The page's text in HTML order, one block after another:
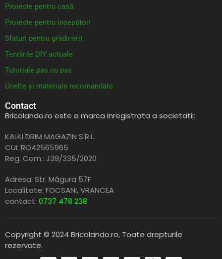
Proiecte pentru casă
Proiecte pentru începători
Sfaturi pentru grădinărit
Tendințe DIY actuale
Tutoriale pas cu pas
Unelte și materiale recomandate
Contact
Bricolando.ro este o marca inregistrata a societatii:
KALKI DRIM MAGAZIN S.R.L.
CUI: RO42565965
Reg. Com.: J39/335/2020
Adresa: Str. Măgura 57F
Localitate: FOCSANI,VRANCEA
contact: 0737 478 238
Copyright © 2024 Bricolando.ro, Toate drepturile
rezervate.